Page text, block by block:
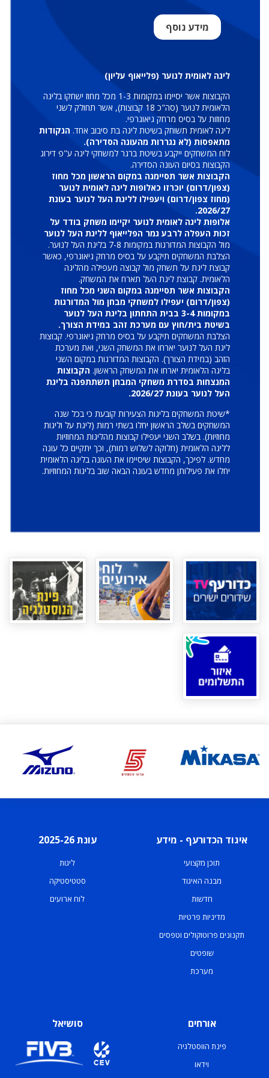
מידע נוסף
ליגה לאומית לנוער (פלייאוף עליון)
הקבוצות אשר יסיימו במקומות 1-3 מכל מחוז ישחקו בליגה
הלאומית לנוער (סה"כ 18 קבוצות), אשר תחולק לשני
מחוזות על בסיס מרחק גיאוגרפי.
ליגה לאומית תשוחק בשיטת ליגה בת סיבוב אחד. הנקודות
מתאפסות (לא נגררות מהעונה הסדירה).
לוח המשחקים ייקבע בשיטת ברגר למשחקי ליגה ע"פ דירוג
הקבוצות בסיום העונה הסדירה.
הקבוצות אשר תסיימנה במקום הראשון מכל מחוז
(צפון/דרום) יוכרזו כאלופות ליגה לאומית לנוער
(מחוז צפון/דרום) ויעפילו לליגת העל לנוער בעונת
2026/27.
אלופות ליגה לאומית לנוער יקיימו משחק בודד על
זכות העפלה לרבע גמר הפלייאוף לליגת העל לנוער
מול הקבוצות המדורגות במקומות 7-8 בליגת העל לנוער.
הצלבת המשחקים תיקבע על בסיס מרחק גיאוגרפי, כאשר
קבוצת ליגת על תשחק מול קבוצה מעפילה מהליגה
הלאומית. קבוצת ליגת העל תארח את המשחק.
הקבוצות אשר תסיימנה במקום השני מכל מחוז
(צפון/דרום) יעפילו למשחקי מבחן מול המדורגות
במקומות 3-4 בבית התחתון בליגת העל לנוער
בשיטת בית/חוץ עם מערכת זהב במידת הצורך.
הצלבת המשחקים תיקבע על בסיס מרחק גיאוגרפי. קבוצות
ליגת העל לנוער יארחו את המשחק השני, ואת מערכת
הזהב (במידת הצורך). הקבוצות המדורגות במקום השני
בליגה הלאומית יארחו את המשחק הראשון. הקבוצות
המנצחות בסדרת משחקי המבחן תשתתפנה בליגת
העל לנוער בעונת 2026/27.
*שיטת המשחקים בליגות הצעירות קובעת כי בכל שנה
המשחקים בשלב הראשון יחלו בשתי רמות (ליגת על וליגות
מחוזיות). בשלב השני יעפילו קבוצות מהליגות המחוזיות
לליגה הלאומית (חלוקה לשלוש רמות), וכך יתקיים כל עונה
מחדש. לפיכך, הקבוצות שיסיימו את העונה בליגה הלאומית
יחלו את פעילותן מחדש בעונה הבאה שוב בליגות המחוזיות.
איגוד הכדורעף - מידע
תוכן מקצועי
מבנה האיגוד
חדשות
מדיניות פרטיות
תקנונים פרוטוקולים וטפסים
שופטים
מערכת
עונת 2025-26
ליגות
סטטיסטיקה
לוח ארועים
אורחים
פינת הווסטלגיה
וידאו
סושיאל